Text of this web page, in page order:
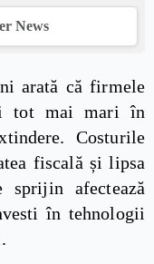
News
arată că firmele
tot mai mari în
Costurile
fiscală și lipsa
sprijin afectează
în tehnologii